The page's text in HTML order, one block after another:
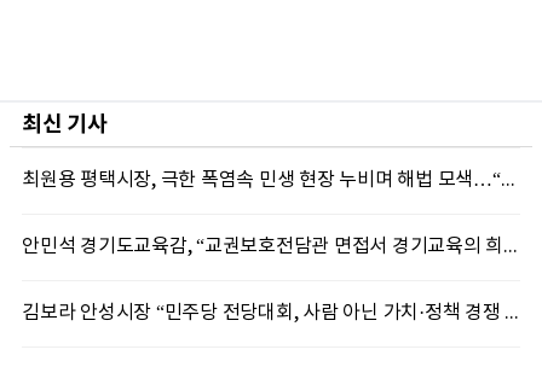
최신 기사
최원용 평택시장, 극한 폭염속 민생 현장 누비며 해법 모색…“현장에 답 있다”
안민석 경기도교육감, “교권보호전담관 면접서 경기교육의 희망 봤다”
김보라 안성시장 “민주당 전당대회, 사람 아닌 가치·정책 경쟁 돼야”